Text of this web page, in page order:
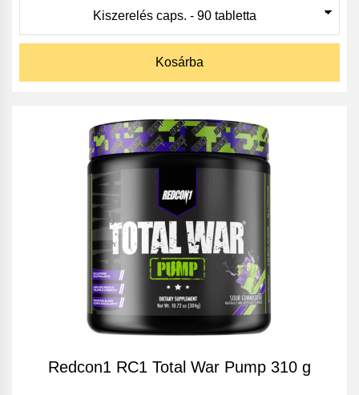
Kosárba
Redcon1 RC1 Total War Pump 310 g